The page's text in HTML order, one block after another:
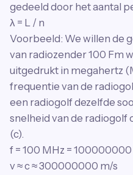
gedeeld door het aantal
λ = L / n
Voorbeeld: We willen de
van radiozender 100 Fm
uitgedrukt in megahertz
frequentie van de
een radiogolf dezelfde
snelheid van de radiogolf
(c).
f = 100 MHz = 100000000
v ≈ c ≈ 300000000 m/s